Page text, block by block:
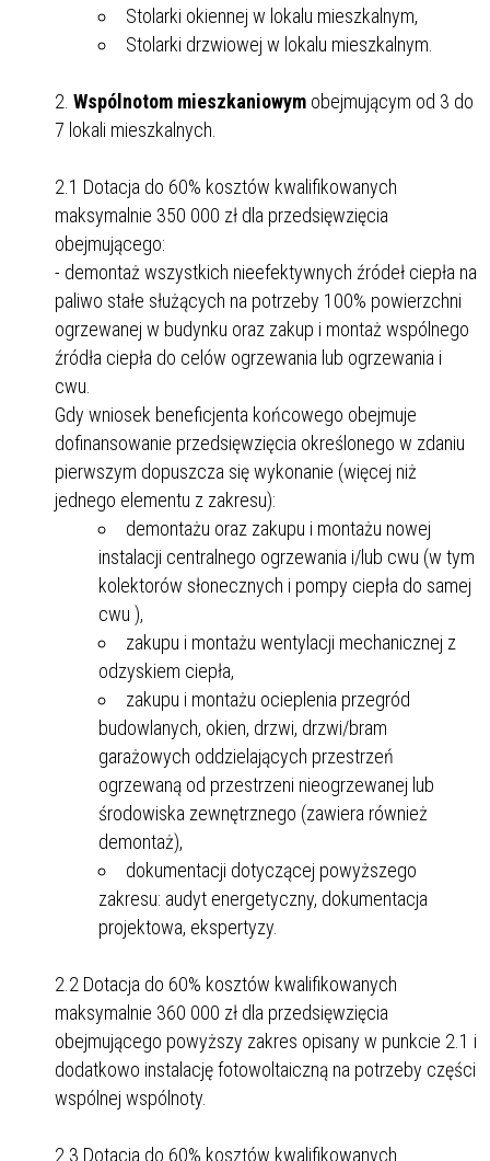
Stolarki okiennej w lokalu mieszkalnym,
Stolarki drzwiowej w lokalu mieszkalnym.
Wspólnotom mieszkaniowym obejmującym od 3 do
7 lokali mieszkalnych.
2.1 Dotacja do 60% kosztów kwalifikowanych
maksymalnie 350 000 zł dla przedsięwzięcia
obejmującego:
- demontaż wszystkich nieefektywnych źródeł ciepła na
paliwo stałe służących na potrzeby 100% powierzchni
ogrzewanej w budynku oraz zakup i montaż wspólnego
źródła ciepła do celów ogrzewania lub ogrzewania i
cwu.
Gdy wniosek beneficjenta końcowego obejmuje
dofinansowanie przedsięwzięcia określonego w zdaniu
pierwszym dopuszcza się wykonanie (więcej niż
jednego elementu z zakresu):
demontażu oraz zakupu i montażu nowej
instalacji centralnego ogrzewania i/lub cwu (w tym
kolektorów słonecznych i pompy ciepła do samej
cwu ),
zakupu i montażu wentylacji mechanicznej z
odzyskiem ciepła,
zakupu i montażu ocieplenia przegród
budowlanych, okien, drzwi, drzwi/bram
garażowych oddzielających przestrzeń
ogrzewaną od przestrzeni nieogrzewanej lub
środowiska zewnętrznego (zawiera również
demontaż),
dokumentacji dotyczącej powyższego
zakresu: audyt energetyczny, dokumentacja
projektowa, ekspertyzy.
2.2 Dotacja do 60% kosztów kwalifikowanych
maksymalnie 360 000 zł dla przedsięwzięcia
obejmującego powyższy zakres opisany w punkcie 2.1 i
dodatkowo instalację fotowoltaiczną na potrzeby części
wspólnej wspólnoty.
2.3 Dotacja do 60% kosztów kwalifikowanych